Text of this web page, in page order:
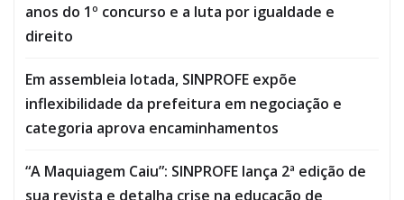
anos do 1º concurso e a luta por igualdade e
direito
Em assembleia lotada, SINPROFE expõe
inflexibilidade da prefeitura em negociação e
categoria aprova encaminhamentos
“A Maquiagem Caiu”: SINPROFE lança 2ª edição de
sua revista e detalha crise na educação de